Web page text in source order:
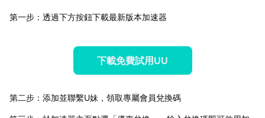
第一步：透過下方按鈕下載最新版本加速器
下載免費試用UU
第二步：添加並聯繫U妹，領取專屬會員兌換碼